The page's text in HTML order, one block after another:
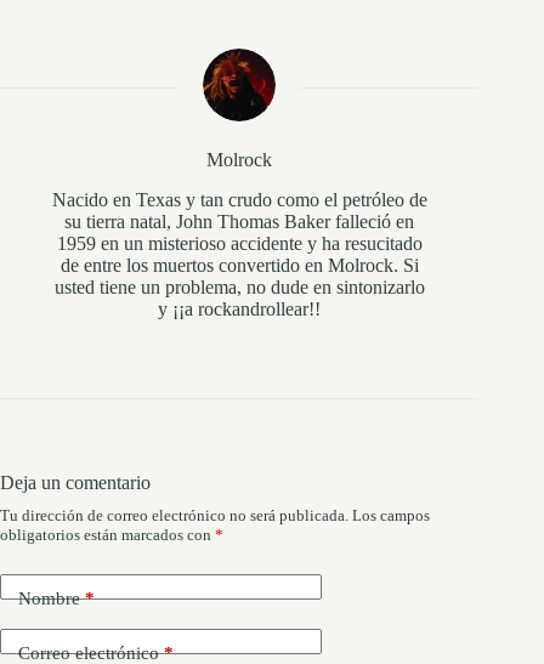
Molrock
Nacido en Texas y tan crudo como el petróleo de
su tierra natal, John Thomas Baker falleció en
1959 en un misterioso accidente y ha resucitado
de entre los muertos convertido en Molrock. Si
usted tiene un problema, no dude en sintonizarlo
y ¡¡a rockandrollear!!
Deja un comentario
Tu dirección de correo electrónico no será publicada. Los campos
obligatorios están marcados con *
Nombre*
Correo electrónico*